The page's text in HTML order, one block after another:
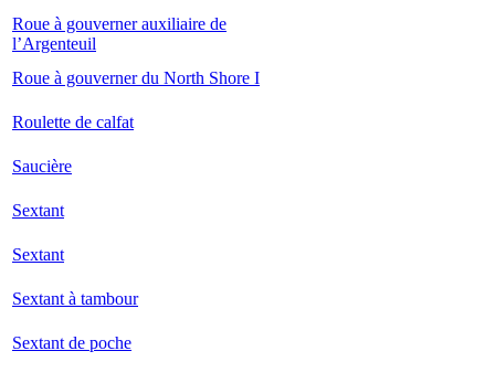
Roue à gouverner auxiliaire de
l’Argenteuil
Roue à gouverner du North Shore I
Roulette de calfat
Saucière
Sextant
Sextant
Sextant à tambour
Sextant de poche